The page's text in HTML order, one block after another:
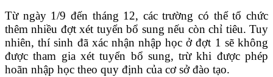
Từ ngày 1/9 đến tháng 12, các trường có thể tổ chức
thêm nhiều đợt xét tuyển bổ sung nếu còn chỉ tiêu. Tuy
nhiên, thí sinh đã xác nhận nhập học ở đợt 1 sẽ không
được tham gia xét tuyển bổ sung, trừ khi được phép
hoãn nhập học theo quy định của cơ sở đào tạo.